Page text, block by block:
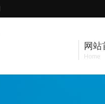
网站
Home